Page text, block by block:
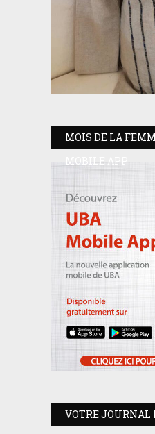
MOIS DE LA
MOBILE APP
VOTRE JOURNAL